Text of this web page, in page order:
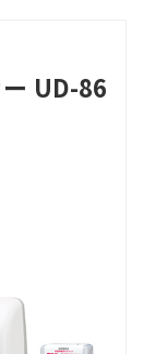
UD-86